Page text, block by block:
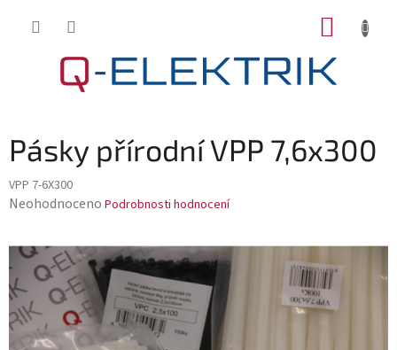
Pásky přírodní VPP 7,6x300
VPP 7-6X300
Průměrné
produktu
0,0
z
5
hvězdiček.
Neohodnoceno Podrobnosti hodnocení